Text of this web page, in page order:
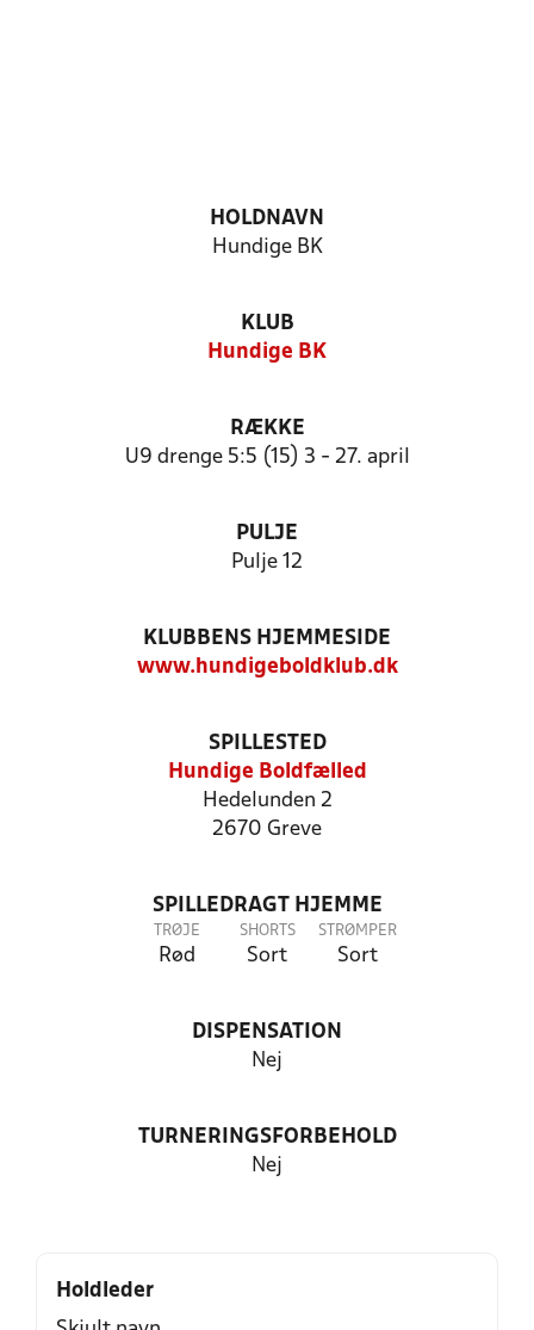
HOLDNAVN
Hundige BK
KLUB
Hundige BK
RÆKKE
U9 drenge 5:5 (15) 3 - 27. april
PULJE
Pulje 12
KLUBBENS HJEMMESIDE
www.hundigeboldklub.dk
SPILLESTED
Hundige Boldfælled
Hedelunden 2
2670 Greve
SPILLEDRAGT HJEMME
TRØJE
Rød
SHORTS
Sort
STRØMPER
Sort
DISPENSATION
Nej
TURNERINGSFORBEHOLD
Nej
Holdleder